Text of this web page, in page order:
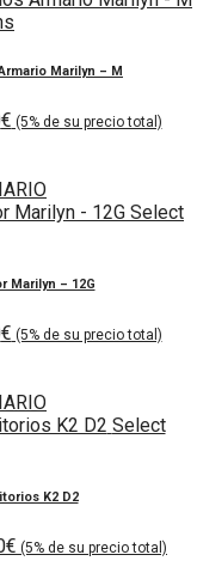
Marilyn – M
€
Select
Marilyn – 12G
€
Select
K2 D2
€